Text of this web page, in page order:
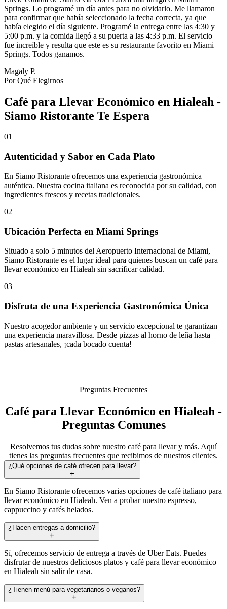
Springs. Lo programé un día antes para no olvidarlo. Me llamaron
para confirmar que había seleccionado la fecha correcta, ya que
había elegido el día siguiente. Programé la entrega entre las 4:30 y
5:00 p.m. y la comida llegó a su puerta a las 4:33 p.m. El servicio
fue increíble y resulta que este es su restaurante favorito en Miami
Springs. Todos ganamos.
Magaly P.
Por Qué Elegirnos
Café para Llevar Económico en Hialeah -
Siamo Ristorante Te Espera
01
Autenticidad y Sabor en Cada Plato
En Siamo Ristorante ofrecemos una experiencia gastronómica
auténtica. Nuestra cocina italiana es reconocida por su calidad, con
ingredientes frescos y recetas tradicionales.
02
Ubicación Perfecta en Miami Springs
Situado a solo 5 minutos del Aeropuerto Internacional de Miami,
Siamo Ristorante es el lugar ideal para quienes buscan un café para
llevar económico en Hialeah sin sacrificar calidad.
03
Disfruta de una Experiencia Gastronómica Única
Nuestro acogedor ambiente y un servicio excepcional te garantizan
una experiencia maravillosa. Desde pizzas al horno de leña hasta
pastas artesanales, ¡cada bocado cuenta!
Preguntas Frecuentes
Café para Llevar Económico en Hialeah -
Preguntas Comunes
Resolvemos tus dudas sobre nuestro café para llevar y más. Aquí
tienes las preguntas frecuentes que recibimos de nuestros clientes.
¿Qué opciones de café ofrecen para llevar?
En Siamo Ristorante ofrecemos varias opciones de café italiano para
llevar económico en Hialeah. Ven a probar nuestro espresso,
cappuccino y cafés helados.
¿Hacen entregas a domicilio?
Sí, ofrecemos servicio de entrega a través de Uber Eats. Puedes
disfrutar de nuestros deliciosos platos y café para llevar económico
en Hialeah sin salir de casa.
¿Tienen menú para vegetarianos o veganos?